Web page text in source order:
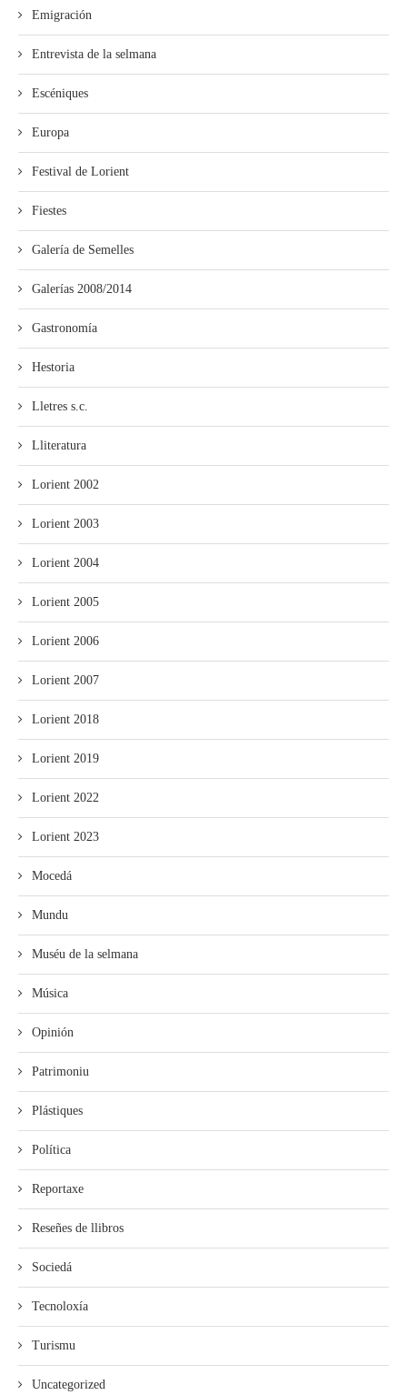
Emigración
Entrevista de la selmana
Escéniques
Europa
Festival de Lorient
Fiestes
Galería de Semelles
Galerías 2008/2014
Gastronomía
Hestoria
Lletres s.c.
Lliteratura
Lorient 2002
Lorient 2003
Lorient 2004
Lorient 2005
Lorient 2006
Lorient 2007
Lorient 2018
Lorient 2019
Lorient 2022
Lorient 2023
Mocedá
Mundu
Muséu de la selmana
Música
Opinión
Patrimoniu
Plástiques
Política
Reportaxe
Reseñes de llibros
Sociedá
Tecnoloxía
Turismu
Uncategorized